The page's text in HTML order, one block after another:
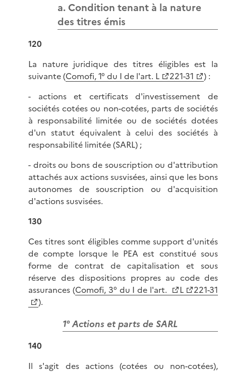
a. Condition tenant à la nature
des titres émis
120
La nature juridique des titres éligibles est la
suivante (Comofi, 1° du I de l'art. L 221-31
) :
- actions et certificats d'investissement de
sociétés cotées ou non-cotées, parts de sociétés
à responsabilité limitée ou de sociétés dotées
d'un statut équivalent à celui des sociétés à
responsabilité limitée (SARL) ;
- droits ou bons de souscription ou d'attribution
attachés aux actions susvisées, ainsi que les bons
autonomes de souscription ou d'acquisition
d'actions susvisées.
130
Ces titres sont éligibles comme support d'unités
de compte lorsque le PEA est constitué sous
forme de contrat de capitalisation et sous
réserve des dispositions propres au code des
assurances (Comofi, 3° du I de l'art. L
221-31
).
1° Actions et parts de SARL
140
Il s'agit des actions (cotées ou non-cotées),